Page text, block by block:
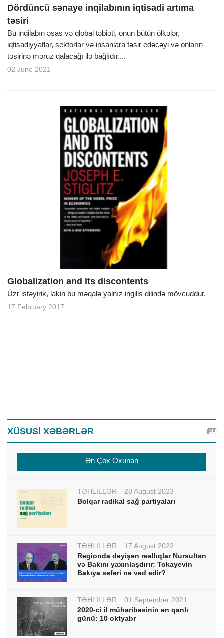
Dördüncü sənaye inqilabının iqtisadi artıma
təsiri
Bu inqilabın əsas və qlobal təbiəti, onun bütün ölkələr,
iqtisadiyyatlar, sektorlar və insanlara təsir edəcəyi və onların
təsirinə məruz qalacağı ilə bağlıdır....
02 June 2021
Globalization and its discontents
Üzr istəyirik, lakin bu məqalə yalnız ingilis dilində mövcuddur.
17 February 2017
XÜSUSİ XƏBƏRLƏR
Ən Çox Oxunan
TƏHLİLLƏR
28 August 2023
Bolqar radikal sağ partiyaları
TƏHLİLLƏR
17 August 2022
Regionda dəyişən reallıqlar Nursultan
və Bakını yaxınlaşdırır: Tokayevin
Bakıya səfəri nə vəd edir?
TƏHLİLLƏR
01 September 2021
2020-ci il müharibəsinin ən qanlı
günü: 10 oktyabr